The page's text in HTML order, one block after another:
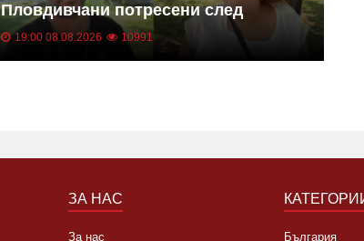
Пловдивчани потресени след
убийството на Младежкия хълм
ВИДЕО
19:00 08.08.2026 10991
ЗА НАС
За нас България